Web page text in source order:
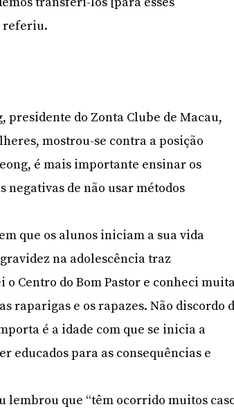
referiu.
presidente do Zonta Clube de Macau,
mostrou-se contra a posição
é mais importante ensinar os
negativas de não usar métodos
que os alunos iniciam a sua vida
na adolescência traz
Centro do Bom Pastor e conheci
raparigas e os rapazes. Não discordo
é a idade com que se inicia a
educados para as consequências e
lembrou que “têm ocorrido muitos